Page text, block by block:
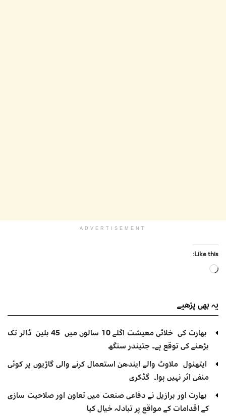
ADVERTISEMENT
Like this:
Loading…
یہ بھیپڑھیے
بھارت کی خلائی معیشت اگلے 10 سالوں میں 45 بلین ڈالر تک
بڑھنے کی توقع ہے۔ جتیندر سنگھ
ایتھنول ملاوٹ والے ایندھن استعمال کرنے والی گاڑیوں پر کوئی
منفی اثر نہیں ہوا۔ گڈکری
بھارت اور برازیل نے دفاعی صنعت میں تعاون اور صلاحیت سازی
کے اقدامات کے مواقع پر تبادلہ خیال کیا